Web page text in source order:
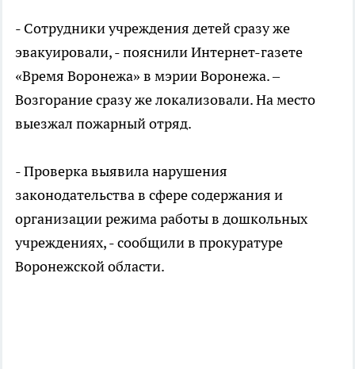
- Сотрудники учреждения детей сразу же
эвакуировали, - пояснили Интернет-газете
«Время Воронежа» в мэрии Воронежа. –
Возгорание сразу же локализовали. На место
выезжал пожарный отряд.
- Проверка выявила нарушения
законодательства в сфере содержания и
организации режима работы в дошкольных
учреждениях, - сообщили в прокуратуре
Воронежской области.